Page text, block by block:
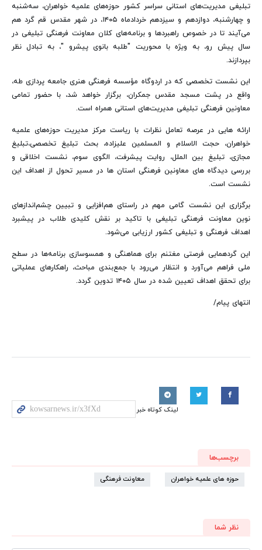
تبلیغی مدیریت‌های استانی سراسر کشور حوزه‌های علمیه خواهران، سه‌شنبه
و چهارشنبه، دوازدهم و سیزدهم خردادماه ۱۴۰۵، در شهر مقدس قم گرد هم
می‌آیند تا در خصوص راهبردها و برنامه‌های کلان معاونت فرهنگی تبلیغی در
سال پیش رو، به ویژه با محوریت "طلبه بانوی پیشرو "، به تبادل نظر
بپردازند.
این نشست تخصصی که در اردوگاه مؤسسه فرهنگی هنری جامعه پردازی طه،
واقع در پشت مسجد مقدس جمکران، برگزار خواهد شد، با حضور تمامی
معاونین فرهنگی تبلیغی مدیریت‌های استانی همراه است.
ارائه هایی در عرصه تعامل نظرات با ریاست مرکز مدیریت حوزه‌های علمیه
خواهران، حجت الاسلام و المسلمین علیزاده، بحث تبلیغ تخصصی،تبلیغ
مجازی، تبلیغ بین الملل، روایت پیشرفت، الگوی سوم، نشست اخلاقی و
بررسی دیدگاه های معاونین فرهنگی استان ها در مسیر تحول از اهداف این
نشست است.
برگزاری این نشست گامی مهم در راستای هم‌افزایی و تبیین چشم‌اندازهای
نوین معاونت فرهنگی تبلیغی با تاکید بر نقش کلیدی طلاب در پیشبرد
اهداف فرهنگی و تبلیغی کشور ارزیابی می‌شود.
این گردهمایی فرصتی مغتنم برای هماهنگی و همسوسازی برنامه‌ها در سطح
ملی فراهم می‌آورد و انتظار می‌رود با جمع‌بندی مباحث، راهکارهای عملیاتی
برای تحقق اهداف تعیین شده در سال ۱۴۰۵ تدوین گردد.
انتهای پیام/
لینک کوتاه خبر
برچسب‌ها
حوزه های علمیه خواهران معاونت فرهنگی
نظر شما